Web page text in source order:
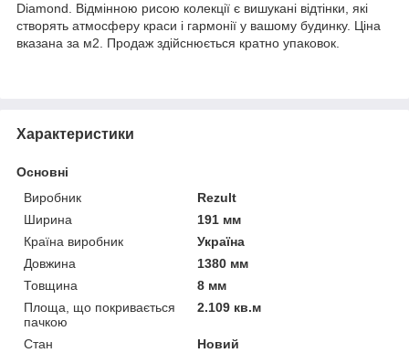
Diamond. Відмінною рисою колекції є вишукані відтінки, які
створять атмосферу краси і гармонії у вашому будинку. Ціна
вказана за м2. Продаж здійснюється кратно упаковок.
Характеристики
Основні
Виробник
Rezult
Ширина
191 мм
Країна виробник
Україна
Довжина
1380 мм
Товщина
8 мм
Площа, що покривається
пачкою
2.109 кв.м
Стан
Новий